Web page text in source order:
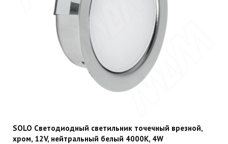
SOLO Светодиодный светильник точечный врезной,
хром, 12V, нейтральный белый 4000К, 4W